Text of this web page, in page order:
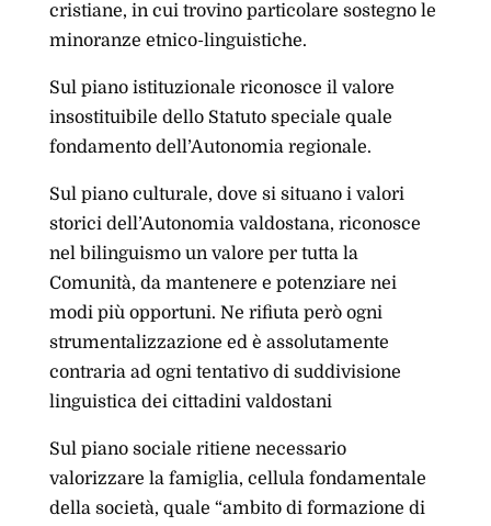
cristiane, in cui trovino particolare sostegno le
minoranze etnico-linguistiche.
Sul piano istituzionale riconosce il valore
insostituibile dello Statuto speciale quale
fondamento dell’Autonomia regionale.
Sul piano culturale, dove si situano i valori
storici dell’Autonomia valdostana, riconosce
nel bilinguismo un valore per tutta la
Comunità, da mantenere e potenziare nei
modi più opportuni. Ne rifiuta però ogni
strumentalizzazione ed è assolutamente
contraria ad ogni tentativo di suddivisione
linguistica dei cittadini valdostani
Sul piano sociale ritiene necessario
valorizzare la famiglia, cellula fondamentale
della società, quale “ambito di formazione di